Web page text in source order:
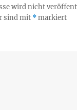
wird nicht
sind mit *markiert